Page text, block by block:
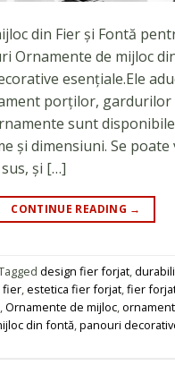
din Fier și Fontă
Ornamente de mijloc
esențiale.Ele
porților,
sunt
și dimensiuni. Se poate
și […]
CONTINUE READING →
design fier forjat,
fier,estetica fier forjat,fier
,Ornamente de mijloc,
din fontă,panouri